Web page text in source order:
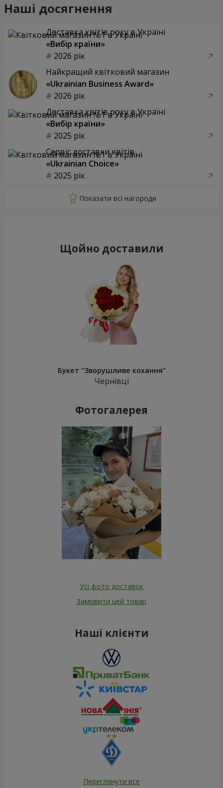
Наші досягнення
Доставка квітів року в Україні
«Вибір країни»
2026 рік
Найкращий квітковий магазин
«Ukrainian Business Award»
2026 рік
Доставка квітів року в Україні
«Вибір країни»
2025 рік
Сервіс доставки квітів
«Ukrainian Choice»
2025 рік
Щойно доставили
Букет "Зворушливе кохання"
Чернівці
Фотогалерея
Усі фото доставок
Замовити цей товар
Наші клієнти
Переглянути все